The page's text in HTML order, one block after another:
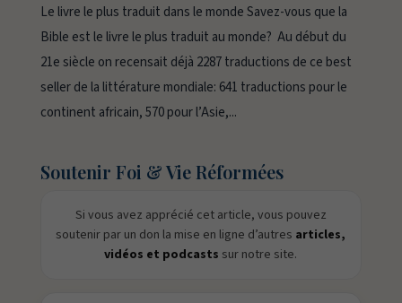
Le livre le plus traduit dans le monde Savez-vous que la
Bible est le livre le plus traduit au monde? Au début du
21e siècle on recensait déjà 2287 traductions de ce best
seller de la littérature mondiale: 641 traductions pour le
continent africain, 570 pour l’Asie,...
Soutenir Foi & Vie Réformées
Si vous avez apprécié cet article, vous pouvez
soutenir par un don la mise en ligne d’autres articles,
vidéos et podcasts sur notre site.